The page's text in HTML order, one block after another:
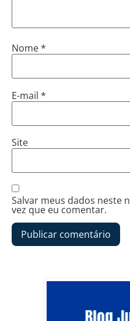
Nome*
E-mail *
Site
Salvar meus dados neste
vez que eu comentar.